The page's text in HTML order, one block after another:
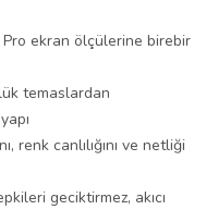
ekran ölçülerine birebir
temaslardan
renk canlılığını ve netliği
geciktirmez, akıcı